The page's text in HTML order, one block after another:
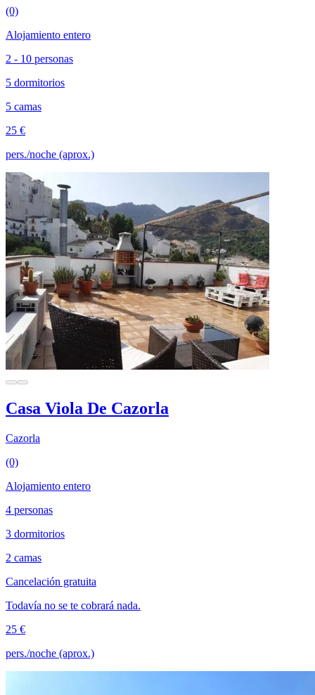
(0)
Alojamiento entero
2 - 10 personas
5 dormitorios
5 camas
25 €
pers./noche (aprox.)
Casa Viola De Cazorla
Cazorla
(0)
Alojamiento entero
4 personas
3 dormitorios
2 camas
Cancelación gratuita
Todavía no se te cobrará nada.
25 €
pers./noche (aprox.)